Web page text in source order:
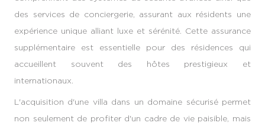
des services de conciergerie, assurant aux résidents une
expérience unique alliant luxe et sérénité. Cette assurance
supplémentaire est essentielle pour des résidences qui
accueillent souvent des hôtes prestigieux et
internationaux.
L'acquisition d'une villa dans un domaine sécurisé permet
non seulement de profiter d'un cadre de vie paisible, mais